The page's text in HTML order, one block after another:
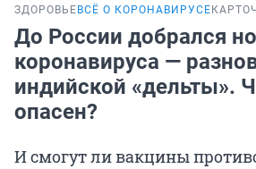
ЗДОРОВЬЕ ВСЁ О КОРОНАВИРУСЕ
До России добрался
коронавируса —
индийской «дельты».
опасен?
И смогут ли вакцины